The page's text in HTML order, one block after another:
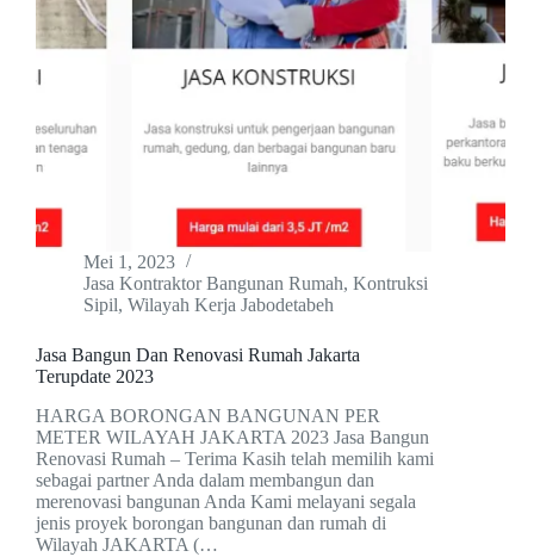
Mei 1, 2023
Jasa Kontraktor Bangunan Rumah, Kontruksi
Sipil, Wilayah Kerja Jabodetabeh
Jasa Bangun Dan Renovasi Rumah Jakarta
Terupdate 2023
HARGA BORONGAN BANGUNAN PER
METER WILAYAH JAKARTA 2023 Jasa Bangun
Renovasi Rumah – Terima Kasih telah memilih kami
sebagai partner Anda dalam membangun dan
merenovasi bangunan Anda Kami melayani segala
jenis proyek borongan bangunan dan rumah di
Wilayah JAKARTA (…